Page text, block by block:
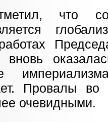
что
вновь
Провалы во
очевидными.